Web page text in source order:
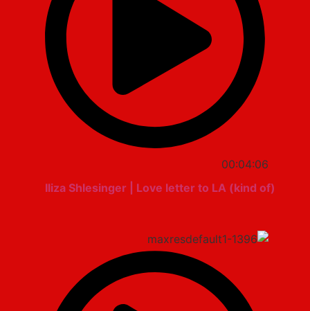
00:04:06
Iliza Shlesinger | Love letter to LA (kind of)